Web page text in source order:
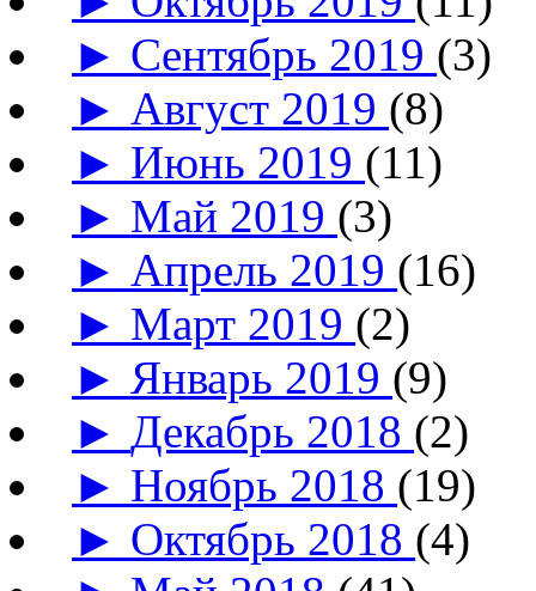
► Сентябрь 2019 (3)
► Август 2019 (8)
► Июнь 2019 (11)
► Май 2019 (3)
► Апрель 2019 (16)
► Март 2019 (2)
► Январь 2019 (9)
►Декабрь 2018 (2)
► Ноябрь 2018 (19)
► Октябрь 2018 (4)